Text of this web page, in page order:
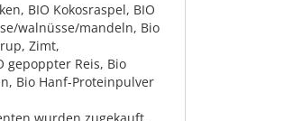
BIO Kokosraspel, BIO
walnüsse/mandeln, Bio
Zimt,
gepoppter Reis, Bio
Bio Hanf-Proteinpulver